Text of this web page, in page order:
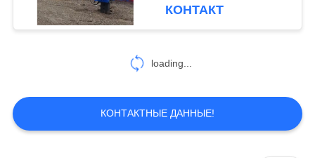
КОНТАКТ
loading...
КОНТАКТНЫЕ ДАННЫЕ!